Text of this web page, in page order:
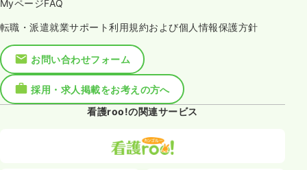
MyページFAQ
転職・派遣就業サポート利用規約および個人情報保護方針
お問い合わせフォーム
採用・求人掲載をお考えの方へ
看護roo!の関連サービス